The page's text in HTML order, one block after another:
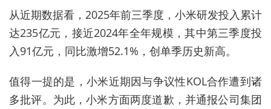
从近期数据看，2025年前三季度，小米研发投入累计
达235亿元，接近2024年全年规模，其中第三季度投
入91亿元，同比激增52.1%，创单季历史新高。
值得一提的是，小米近期因与争议性KOL合作遭到诸
多批评。为此，小米方面两度道歉，并通报公司集团